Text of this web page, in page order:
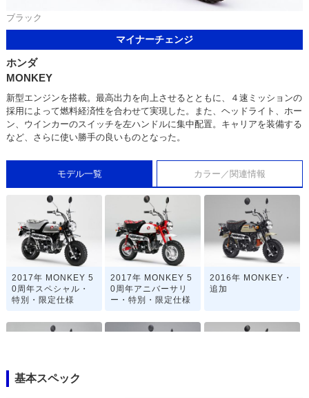
ブラック
マイナーチェンジ
ホンダ
MONKEY
新型エンジンを搭載。最高出力を向上させるとともに、４速ミッションの
採用によって燃料経済性を合わせて実現した。また、ヘッドライト、ホー
ン、ウインカーのスイッチを左ハンドルに集中配置。キャリアを装備する
など、さらに使い勝手の良いものとなった。
モデル一覧 カラー／関連情報
2017年 MONKEY 5
0周年スペシャル・
特別・限定仕様
2017年 MONKEY 5
0周年アニバーサリ
ー・特別・限定仕様
2016年 MONKEY・
追加
基本スペック